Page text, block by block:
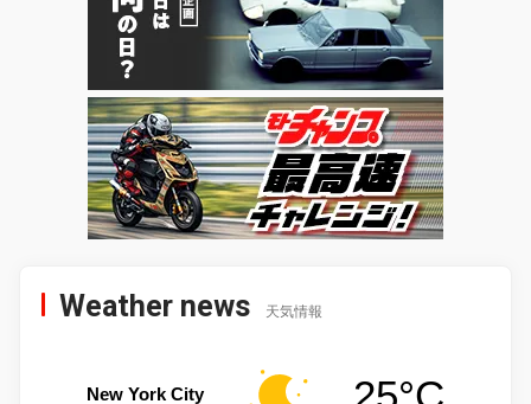
Weather news 天気情報
New York City